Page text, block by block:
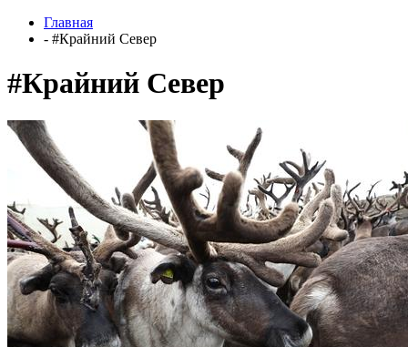
Главная
- #Крайний Север
#Крайний Север